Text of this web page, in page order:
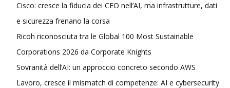
Cisco: cresce la fiducia dei CEO nell’AI, ma infrastrutture, dati
e sicurezza frenano la corsa
Ricoh riconosciuta tra le Global 100 Most Sustainable
Corporations 2026 da Corporate Knights
Sovranità dell’AI: un approccio concreto secondo AWS
Lavoro, cresce il mismatch di competenze: AI e cybersecurity